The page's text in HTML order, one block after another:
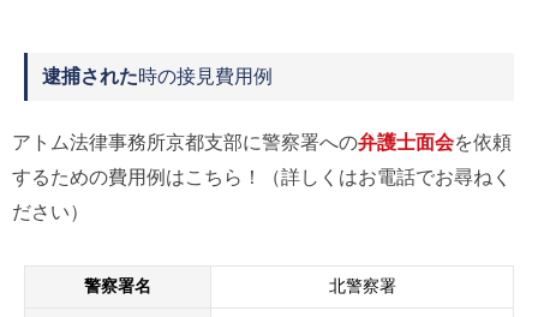
逮捕された時の接見費用例
アトム法律事務所京都支部に警察署への弁護士面会を依頼
するための費用例はこちら！（詳しくはお電話でお尋ねく
ださい）
警察署名 北警察署